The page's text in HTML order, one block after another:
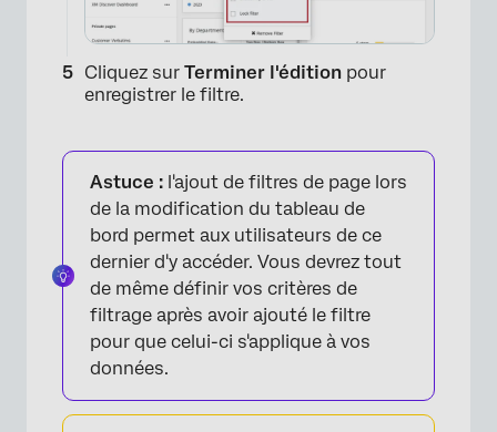
Cliquez sur Terminer l'édition pour
enregistrer le filtre.
Astuce : l'ajout de filtres de page lors
de la modification du tableau de
bord permet aux utilisateurs de ce
dernier d'y accéder. Vous devrez tout
de même définir vos critères de
filtrage après avoir ajouté le filtre
pour que celui-ci s'applique à vos
données.